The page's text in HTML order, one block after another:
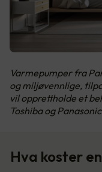
Varmepumper fra
og miljøvennlige,
vil opprettholde et
Toshiba og Panasonic
Hva koster